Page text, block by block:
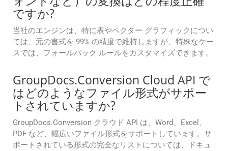
ですか?
当社のエンジンは、特に表やベクター グラフィックについ
ては、元の書式を 99% の精度で維持しますが、特殊なケー
スでは、フォールバック ルールをカスタマイズできます。
GroupDocs.Conversion Cloud API で
はどのようなファイル形式がサポー
トされていますか?
GroupDocs.Conversion クラウド API は、Word、Excel、
PDF など、幅広いファイル形式をサポートしています。サ
ポートされている形式の完全なリストについては、ドキュ